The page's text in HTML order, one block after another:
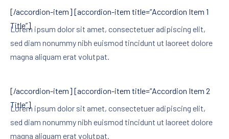
[/accordion-item] [accordion-item title=”Accordion Item 1
Title”]
Lorem ipsum dolor sit amet, consectetuer adipiscing elit,
sed diam nonummy nibh euismod tincidunt ut laoreet dolore
magna aliquam erat volutpat.
[/accordion-item] [accordion-item title=”Accordion Item 2
Title”]
Lorem ipsum dolor sit amet, consectetuer adipiscing elit,
sed diam nonummy nibh euismod tincidunt ut laoreet dolore
magna aliquam erat volutpat.